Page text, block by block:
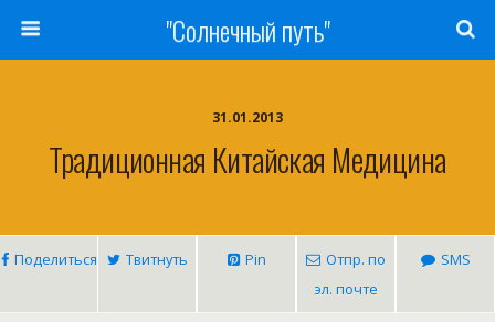
"Солнечный путь"
31.01.2013
Традиционная Китайская Медицина
Поделиться Твитнуть Pin
Отпр. по
эл. почте
SMS